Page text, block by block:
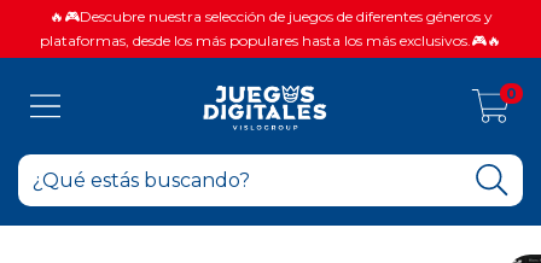
🔥🎮Descubre nuestra selección de juegos de diferentes géneros y
plataformas, desde los más populares hasta los más exclusivos.🎮🔥
0